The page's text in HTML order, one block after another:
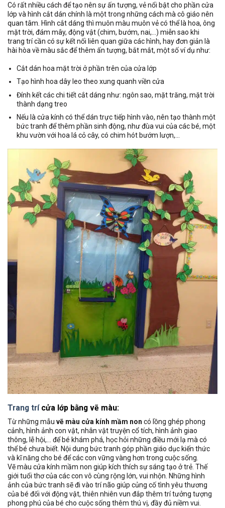
Có rất nhiều cách để tạo nên sự ấn tượng, vẻ nổi bật cho phần cửa
lớp và hình cắt dán chính là một trong những cách mà cô giáo nên
quan tâm. Hình cắt dáng thì muôn màu muôn vẻ có thể là hoa, ông
mặt trời, đám mây, động vật (chim, bướm, nai,…) miễn sao khi
trang trí cần có sự kết nối liên quan giữa các hình, hay đơn giản là
hài hòa về màu sắc để thêm ấn tượng, bắt mắt, một số ví dụ như:
Cắt dán hoa mặt trời ở phần trên của cửa lớp
Tạo hình hoa dây leo theo xung quanh viền cửa
Đính kết các chi tiết cắt dáng như: ngôn sao, mặt trăng, mặt trời
thành dạng treo
Nếu là cửa kính có thể dán trực tiếp hình vào, nên tạo thành một
bức tranh để thêm phần sinh động, như đùa vui của các bé, một
khu vườn với hoa lá cỏ cây, có chim hót bướm lượn,…
Trang trícửa lớp bằng vẽ màu:
Từ những mẫu vẽ màu cửa kính mầm non có lồng ghép phong
cảnh, hình ảnh con vật, nhân vật truyện cổ tích, hình ảnh giao
thông, lễ hội,… để bé khám phá, học hỏi những điều mới lạ mà có
thể bé chưa biết. Nội dung bức tranh góp phần giáo dục kiến thức
và kĩ năng cho bé để các con vững vàng hơn trong cuộc sống.
Vẽ màu cửa kính mầm non giúp kích thích sự sáng tạo ở trẻ. Thế
giới tuổi thơ của các con vô cùng rộng lớn, vui nhộn. Những hình
ảnh của bức tranh sẽ đi vào trí não giúp củng cố tình yêu thương
của bé đối với động vật, thiên nhiên vun đắp thêm trí tưởng tượng
phong phú của bé cho cuộc sống thêm thú vị, đầy đủ niềm vui.